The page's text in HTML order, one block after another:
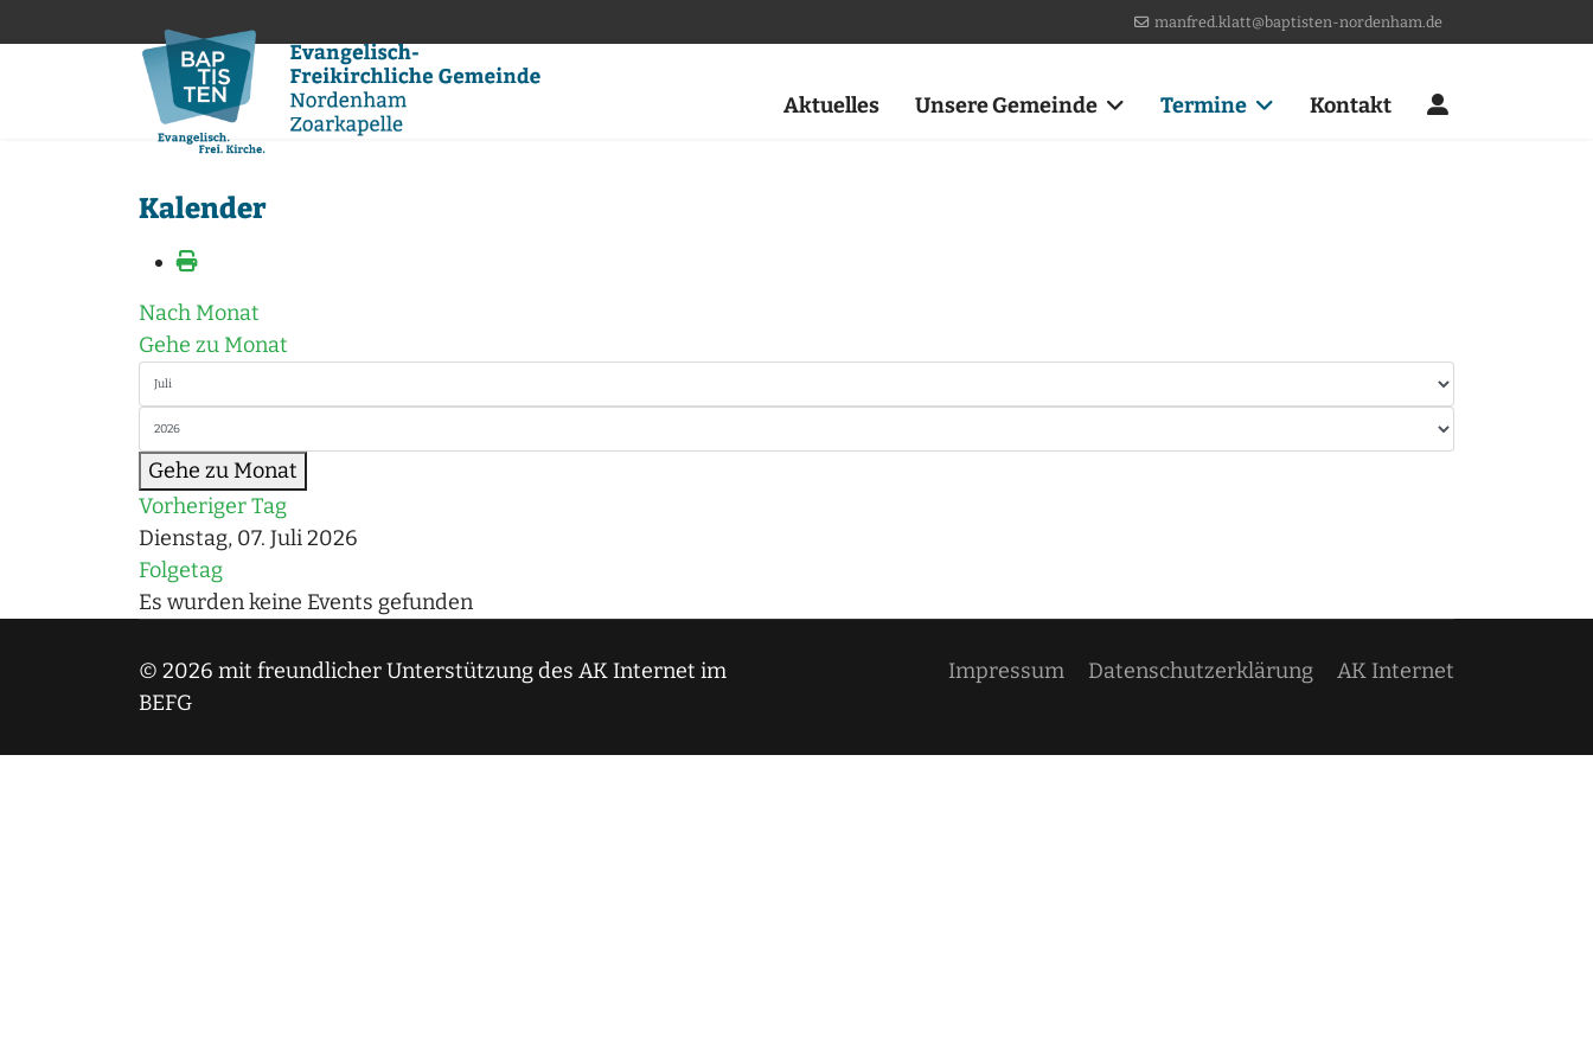
manfred.klatt@baptisten-nordenham.de
Aktuelles Unsere Gemeinde Termine Kontakt
Kalender
Nach Monat
Gehe zu Monat
Gehe zu Monat
Vorheriger Tag
Dienstag, 07. Juli 2026
Folgetag
Es wurden keine Events gefunden
© 2026 mit freundlicher Unterstützung des AK Internet im
BEFG
Impressum Datenschutzerklärung AK Internet